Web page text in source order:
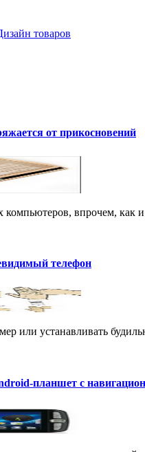
товаров
от прикосновений
впрочем, как
телефон
или устанавливать
планшет с